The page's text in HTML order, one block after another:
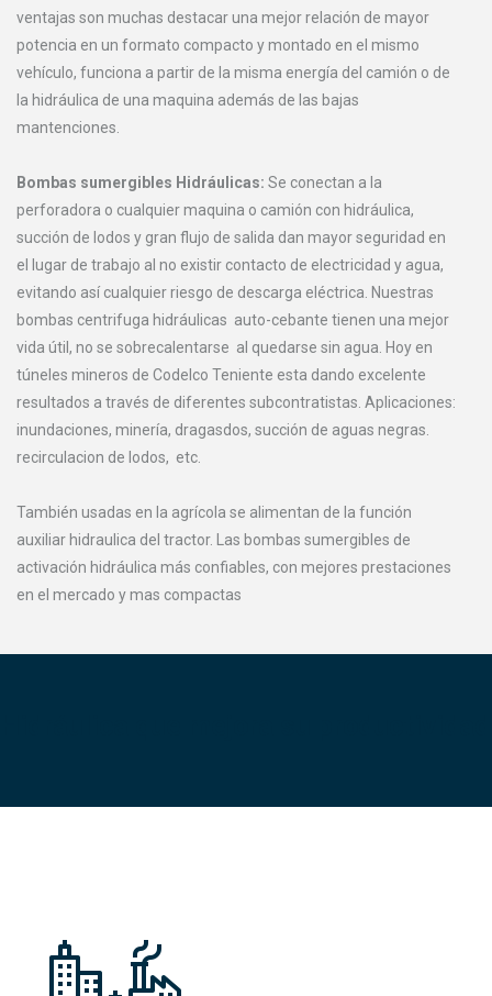
ventajas son muchas destacar una mejor relación de mayor
potencia en un formato compacto y montado en el mismo
vehículo, funciona a partir de la misma energía del camión o de
la hidráulica de una maquina además de las bajas
mantenciones.
Bombas sumergibles Hidráulicas: Se conectan a la
perforadora o cualquier maquina o camión con hidráulica,
succión de lodos y gran flujo de salida dan mayor seguridad en
el lugar de trabajo al no existir contacto de electricidad y agua,
evitando así cualquier riesgo de descarga eléctrica. Nuestras
bombas centrifuga hidráulicas auto-cebante tienen una mejor
vida útil, no se sobrecalentarse al quedarse sin agua. Hoy en
túneles mineros de Codelco Teniente esta dando excelente
resultados a través de diferentes subcontratistas. Aplicaciones:
inundaciones, minería, dragasdos, succión de aguas negras.
recirculacion de lodos, etc.
También usadas en la agrícola se alimentan de la función
auxiliar hidraulica del tractor. Las bombas sumergibles de
activación hidráulica más confiables, con mejores prestaciones
en el mercado y mas compactas